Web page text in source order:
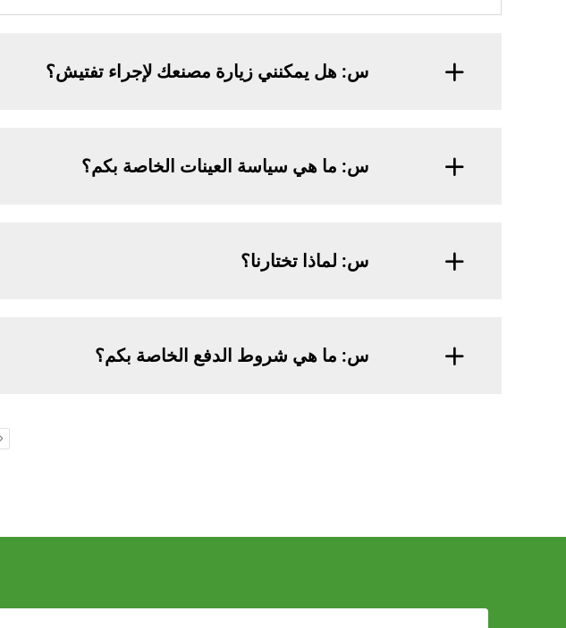
س: هل يمكنني زيارة مصنعك لإجراء تفتيش؟
س: ما هي سياسة العينات الخاصة بكم؟
س: لماذا تختارنا؟
س: ما هي شروط الدفع الخاصة بكم؟